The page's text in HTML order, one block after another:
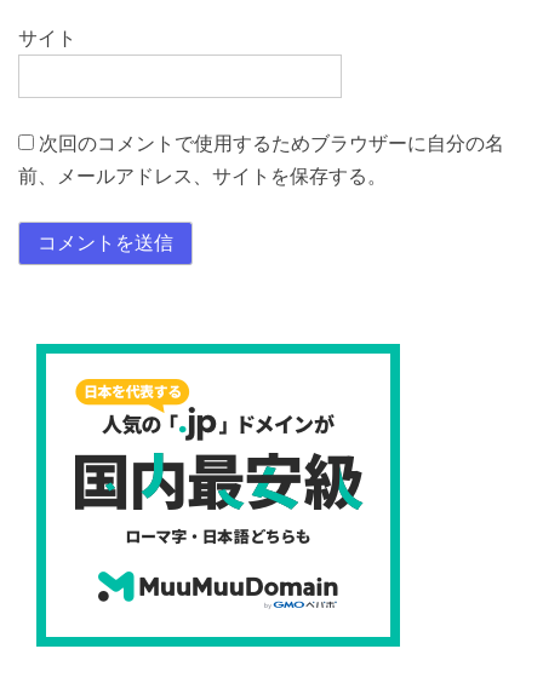
サイト
次回のコメントで使用するためブラウザーに自分の名
前、メールアドレス、サイトを保存する。